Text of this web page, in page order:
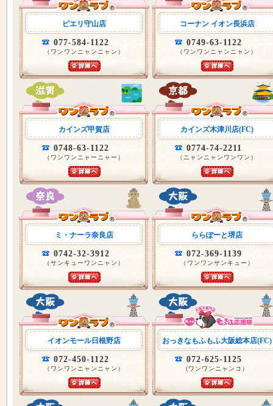
ピエリ守山店
077-584-1122
（ワンワンニャンニャン）
コーナン イオン長浜店
0749-63-1122
（ワンワンニャンニャン）
カインズ甲賀店
0748-63-1122
（ワンワンニャーニャー）
カインズ木津川店(FC)
0774-74-2211
（ニャンニャンワンワン）
ミ・ナーラ奈良店
0742-32-3912
（サンキューワンニャン）
ららぽーと堺店
072-369-1139
（ワンワンサンキュー）
イオンモール日根野店
072-450-1122
（ワンワンニャンニャン）
おっきなもふもふ大阪総本店(FC)
072-625-1125
(ワンワンニャンコ）